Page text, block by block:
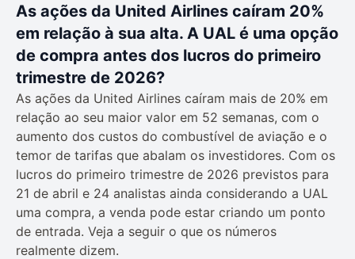
As ações da United Airlines caíram 20%
em relação à sua alta. A UAL é uma opção
de compra antes dos lucros do primeiro
trimestre de 2026?
As ações da United Airlines caíram mais de 20% em
relação ao seu maior valor em 52 semanas, com o
aumento dos custos do combustível de aviação e o
temor de tarifas que abalam os investidores. Com os
lucros do primeiro trimestre de 2026 previstos para
21 de abril e 24 analistas ainda considerando a UAL
uma compra, a venda pode estar criando um ponto
de entrada. Veja a seguir o que os números
realmente dizem.